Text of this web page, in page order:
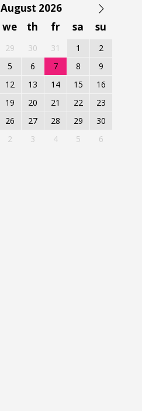
August 2026
we th fr sa su
29 30 31 1
2
5 6 7 8
9
12 13 14 15
16
19 20 21 22
23
26 27 28 29
30
2 3 4 5 6